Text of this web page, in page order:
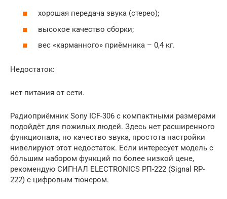
хорошая передача звука (стерео);
высокое качество сборки;
вес «карманного» приёмника – 0,4 кг.
Недостаток:
нет питания от сети.
Радиоприёмник Sony ICF-306 с компактными размерами
подойдёт для пожилых людей. Здесь нет расширенного
функционала, но качество звука, простота настройки
нивелируют этот недостаток. Если интересует модель с
бо́льшим набором функций по более низкой цене,
рекомендую СИГНАЛ ELECTRONICS РП-222 (Signal RP-
222) с цифровым тюнером.